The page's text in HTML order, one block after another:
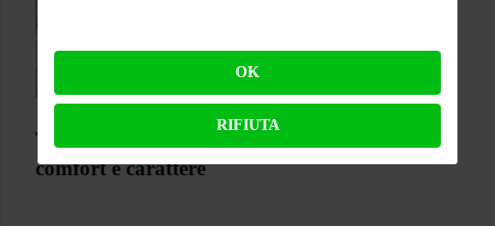
Test CGM 136 RNA Fibra – Il jet che punta su
comfort e carattere
OK
RIFIUTA